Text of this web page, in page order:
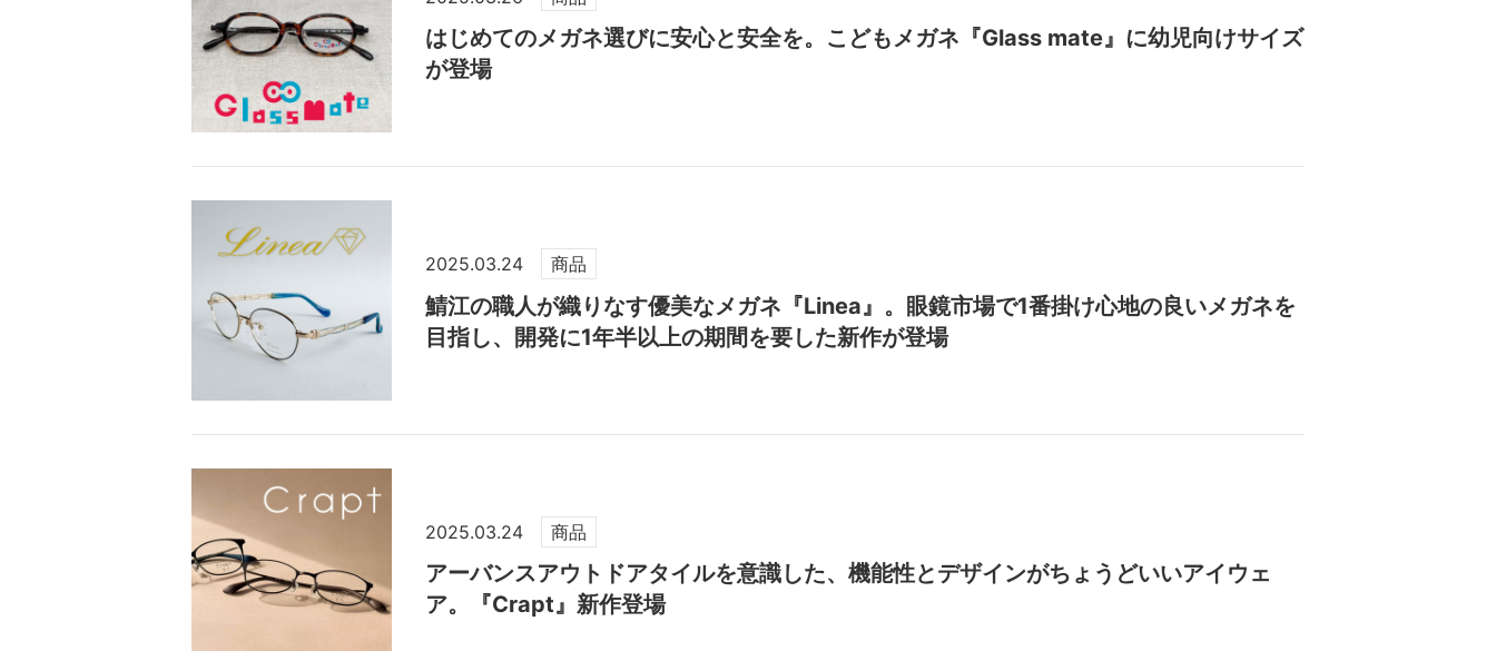
はじめてのメガネ選びに安心と安全を。こどもメガネ『Glass mate』に幼児向けサイズ
が登場
2025.03.24 商品
鯖江の職人が織りなす優美なメガネ『Linea』。眼鏡市場で1番掛け心地の良いメガネを
目指し、開発に1年半以上の期間を要した新作が登場
2025.03.24 商品
アーバンスアウトドアタイルを意識した、機能性とデザインがちょうどいいアイウェ
ア。『Crapt』新作登場